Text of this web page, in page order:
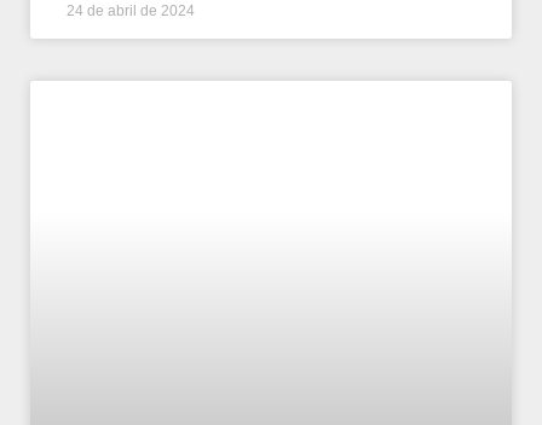
24 de abril de 2024